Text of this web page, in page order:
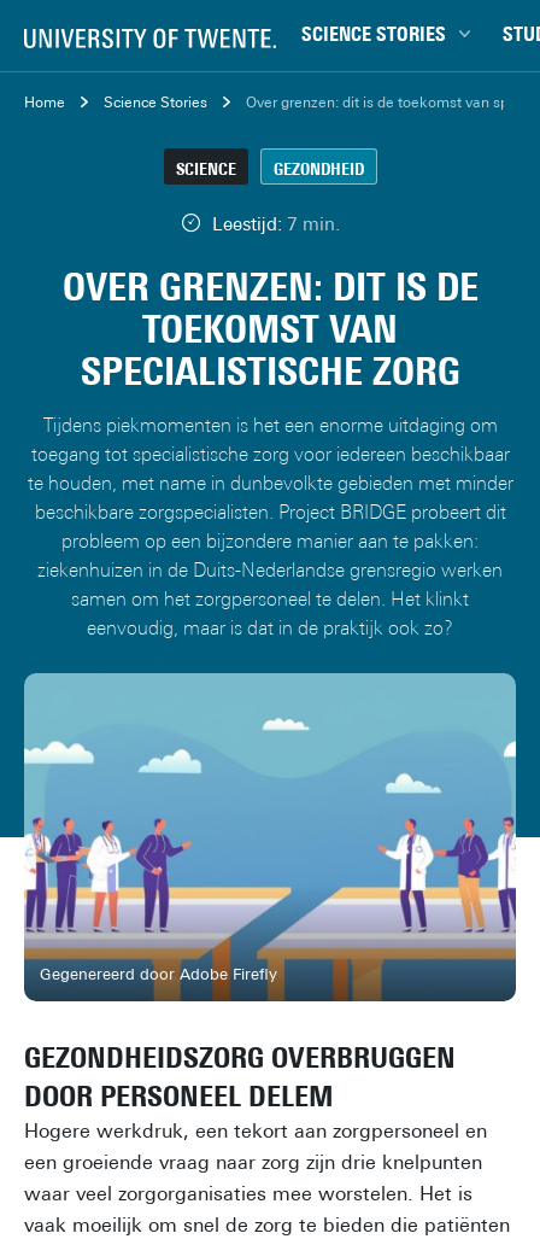
SCIENCE STORIES
Chiptechnologie
Gedrag & samenleving
Gezondheid
Natuurkunde & materialen
Robotica
Veiligheid
Home Science Stories Over grenzen: dit is de toekomst van
Leestijd: 7 min.
SCIENCE GEZONDHEID
OVER GRENZEN: DIT IS DE
TOEKOMST VAN
SPECIALISTISCHE ZORG
Tijdens piekmomenten is het een enorme uitdaging om
toegang tot specialistische zorg voor iedereen beschikbaar
te houden, met name in dunbevolkte gebieden met minder
beschikbare zorgspecialisten. Project BRIDGE probeert dit
probleem op een bijzondere manier aan te pakken:
ziekenhuizen in de Duits-Nederlandse grensregio werken
samen om het zorgpersoneel te delen. Het klinkt
eenvoudig, maar is dat in de praktijk ook zo?
Gegenereerd door Adobe Firefly
GEZONDHEIDSZORG OVERBRUGGEN
DOOR PERSONEEL DELEM
Hogere werkdruk, een tekort aan zorgpersoneel en
een groeiende vraag naar zorg zijn drie knelpunten
waar veel zorgorganisaties mee worstelen. Het is
vaak moeilijk om snel de zorg te bieden die patiënten